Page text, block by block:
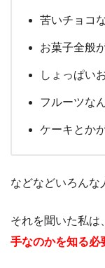
苦いチョコ
お菓子全般
しょっぱい
フルーツな
ケーキとか
などなどいろんな
それを聞いた私は
手なのかを知る必